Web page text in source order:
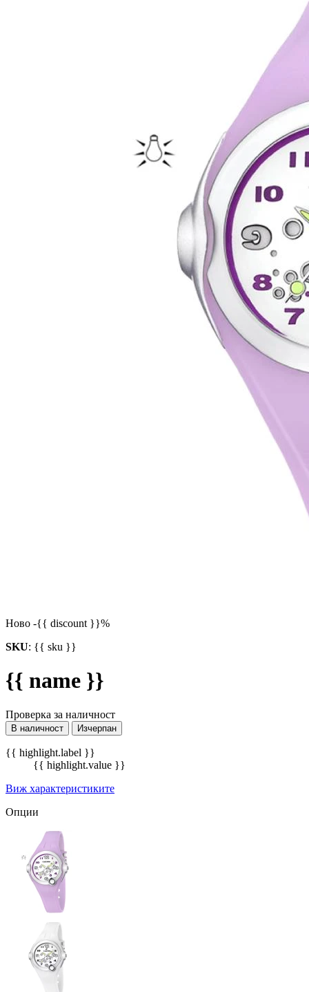
Ново -{{ discount }}%
SKU: {{ sku }}
{{ name }}
Проверка за наличност
В наличност Изчерпан
{{ highlight.label }}
{{ highlight.value }}
Виж характеристиките
Опции